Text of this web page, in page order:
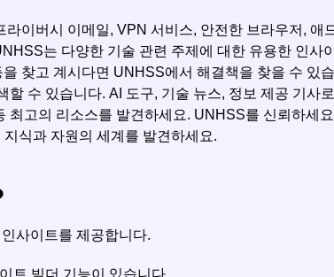
이버시 이메일, VPN 서비스, 안전한 브라우저,
는 다양한 기술 관련 주제에 대한 유용한 인
찾고 계시다면 UNHSS에서 해결책을 찾을 수 있
수 있습니다. AI 도구, 기술 뉴스, 정보 제공 기사
고의 리소스를 발견하세요. UNHSS를 신뢰하세
식과 자원의 세계를 발견하세요.
사이트를 제공합니다.
트 빌더 기능이 있습니다.